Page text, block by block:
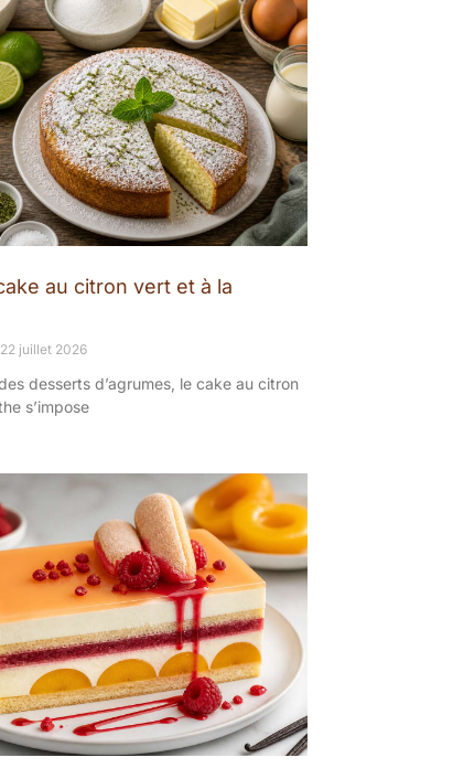
au citron vert et à la
22 juillet 2026
desserts d’agrumes, le cake au citron
s’impose